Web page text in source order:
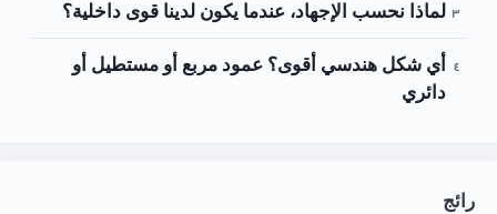
لماذا نحسب الإجهاد، عندما يكون لدينا قوى داخلية؟
أي شكل هندسي أقوى؟ عمود مربع أو مستطيل أو
دائري
رائج